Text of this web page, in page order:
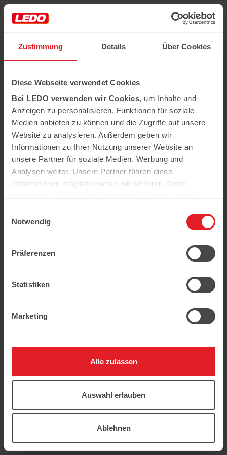
Zustimmung Details Über Cookies
Diese Webseite verwendet Cookies
Bei LEDO verwenden wir Cookies, um Inhalte und
Anzeigen zu personalisieren, Funktionen für soziale
Medien anbieten zu können und die Zugriffe auf unsere
Website zu analysieren. Außerdem geben wir
Informationen zu Ihrer Nutzung unserer Website an
unsere Partner für soziale Medien, Werbung und
Analysen weiter. Unsere Partner führen diese
Informationen möglicherweise mit weiteren Daten
haben.
Notwendig
Präferenzen
Statistiken
Marketing
Alle zulassen
Auswahl erlauben
Ablehnen
Alle notwendigen Produkte können Sie im Netzwerk
unserer Supermärkte Ledo kaufen
Erfahren Sie mehr
In der Kühweid 2a D-76661 Philippsburg-
Huttenheim
ledo.informiert@ledo-markt.de
der gesamte Inhalt sind urheberrechtlich
geschützt.